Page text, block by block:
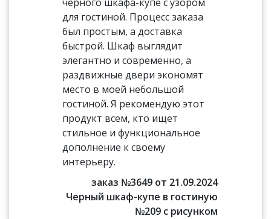
для гостиной. Процесс заказа
был простым, а доставка
быстрой. Шкаф выглядит
элегантно и современно, а
раздвижные двери экономят
место в моей небольшой
гостиной. Я рекомендую этот
продукт всем, кто ищет
стильное и функциональное
дополнение к своему
интерьеру.
заказ №3649 от 21.09.2024
Черный шкаф-купе в гостиную
№209 с рисунком